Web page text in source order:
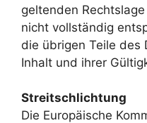
geltenden
nicht vollständig
die übrigen Teile des
Inhalt und ihrer
Streitschlichtung
Die Europäische